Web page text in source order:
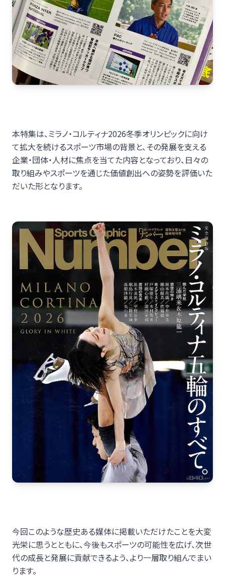
本特集は、ミラノ・コルティナ2026冬季オリンピックに向け
て拡大を続けるスポーツ市場の背景と、その発展を支える
企業・団体・人材に焦点を当てた内容となっており、日々の
取り組みやスポーツを通じた価値創出への姿勢を評価いた
だいた形となります。
今回このような歴史ある媒体に掲載いただけたことを大変
光栄に思うとともに、今後もスポーツの可能性を広げ、次世
代の成長と発展に貢献できるよう、より一層取り組んでまい
ります。